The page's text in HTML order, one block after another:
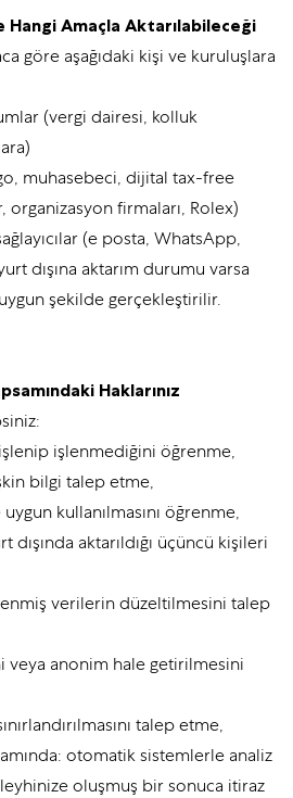
Hangi Amaçla Aktarılabileceği
göre aşağıdaki kişi ve kuruluşlara
(vergi dairesi, kolluk
muhasebeci, dijital tax-free
organizasyon firmaları, Rolex)
(e posta, WhatsApp,
dışına aktarım durumu varsa
şekilde gerçekleştirilir.
Haklarınız
işlenmediğini öğrenme,
bilgi talep etme,
kullanılmasını öğrenme,
aktarıldığı üçüncü kişileri
verilerin düzeltilmesini talep
anonim hale getirilmesini
talep etme,
otomatik sistemlerle analiz
oluşmuş bir sonuca itiraz